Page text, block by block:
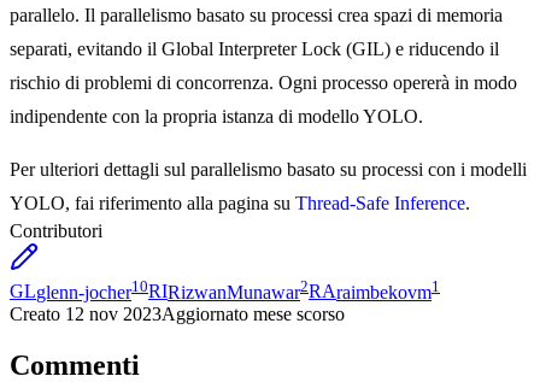
parallelo. Il parallelismo basato su processi crea spazi di memoria
separati, evitando il Global Interpreter Lock (GIL) e riducendo il
rischio di problemi di concorrenza. Ogni processo opererà in modo
indipendente con la propria istanza di modello YOLO.
Per ulteriori dettagli sul parallelismo basato su processi con i modelli
YOLO, fai riferimento alla pagina su Thread-Safe Inference.
Contributori
GLglenn-jocher10RIRizwanMunawar2RAraimbekovm1
Creato 12 nov 2023Aggiornato mese scorso
Commenti